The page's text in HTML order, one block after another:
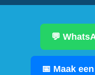
💬
📅 Maak